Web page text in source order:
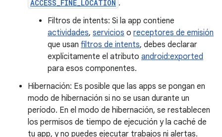
ACCESS_FINE_LOCATION .
Filtros de intents: Si la app contiene
actividades, servicios o receptores de emisión
que usan filtros de intents, debes declarar
explícitamente el atributo android:exported
para esos componentes.
Hibernación: Es posible que las apps se pongan en
modo de hibernación si no se usan durante un
período. En el modo de hibernación, se restablecen
los permisos de tiempo de ejecución y la caché de
tu app, y no puedes ejecutar trabajos ni alertas.